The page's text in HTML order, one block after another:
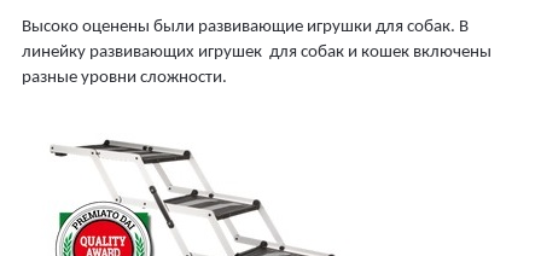
Высоко оценены были развивающие игрушки для собак. В
линейку развивающих игрушек для собаки кошеквключены
разные уровни сложности.